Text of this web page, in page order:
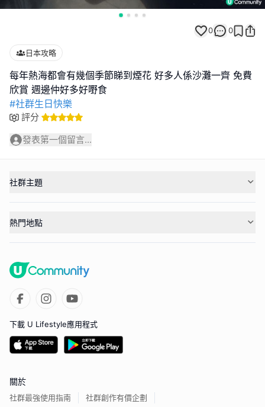
0 0
日本攻略
每年熱海都會有幾個季節睇到煙花 好多人係沙灘一齊 免費
#社群生日快樂
評分
發表第一個留言...
社群主題
熱門地點
下載 U Lifestyle應用程式
關於
社群最強使用指南 社群創作有價企劃